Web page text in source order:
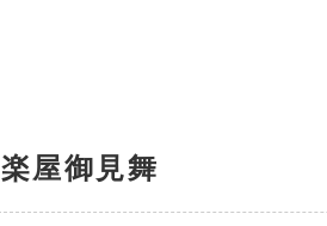
楽屋御見舞